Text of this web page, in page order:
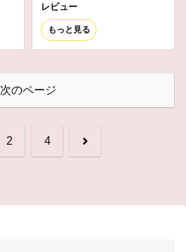
レビュー
もっと見る
次のページ
2 4 次